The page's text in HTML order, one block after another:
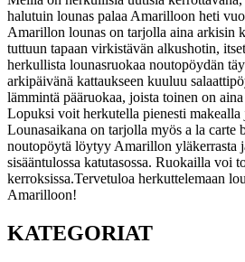
halutuin lounas palaa Amarilloon heti
Amarillon lounas on tarjolla aina arkisin
tuttuun tapaan virkistävän alkushotin,
herkullista lounasruokaa noutopöydän
arkipäivänä kattaukseen kuuluu
lämmintä pääruokaa, joista toinen on
Lopuksi voit herkutella pienesti
Lounasaikana on tarjolla myös a la carte
noutopöytä löytyy Amarillon yläkerrasta
sisääntulossa katutasossa. Ruokailla voi
kerroksissa.Tervetuloa herkuttelemaan
Amarilloon!
KATEGORIAT